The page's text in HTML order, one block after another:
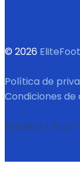
© 2026
Política de
Condiciones
Ir arriba ↑ Subir ↑